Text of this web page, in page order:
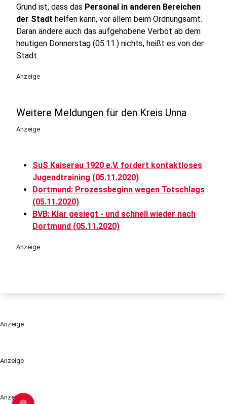
Anzeige
Anzeige
Grund ist, dass das Personal in anderen Bereichen
der Stadt helfen kann, vor allem beim Ordnungsamt.
Daran ändere auch das aufgehobene Verbot ab dem
heutigen Donnerstag (05.11.) nichts, heißt es von der
Stadt.
Anzeige
Weitere Meldungen für den Kreis Unna
Anzeige
SuS Kaiserau 1920 e.V. fordert kontaktloses
Jugendtraining (05.11.2020)
Dortmund: Prozessbeginn wegen Totschlags
(05.11.2020)
BVB: Klar gesiegt - und schnell wieder nach
Dortmund (05.11.2020)
Anzeige
Anzeige